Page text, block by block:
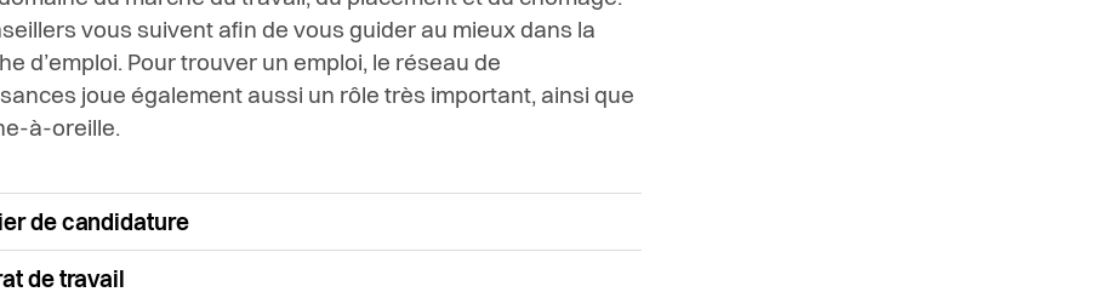
vous suivent afin de vous guider au mieux dans la
d’emploi. Pour trouver un emploi, le réseau de
joue également aussi un rôle très important, ainsi que
à-oreille.
de candidature
de travail